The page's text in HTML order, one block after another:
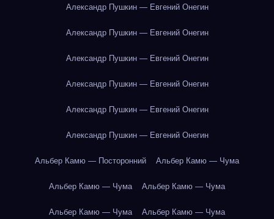
Александр Пушкин — Евгений Онегин
Александр Пушкин — Евгений Онегин
Александр Пушкин — Евгений Онегин
Александр Пушкин — Евгений Онегин
Александр Пушкин — Евгений Онегин
Александр Пушкин — Евгений Онегин
Альбер Камю — Посторонний Альбер Камю — Чума
Альбер Камю — Чума Альбер Камю — Чума
Альбер Камю — Чума Альбер Камю — Чума